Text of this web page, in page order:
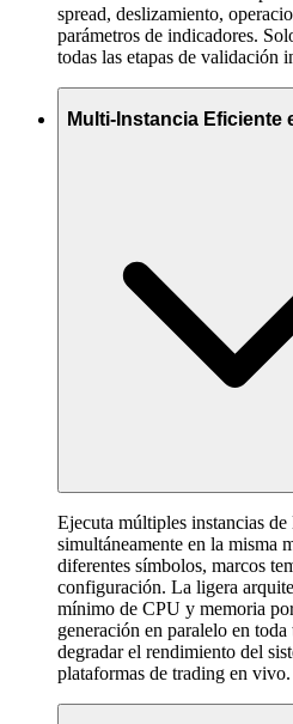
spread, deslizamiento,
parámetros de indicadores.
todas las etapas de validación
Multi-Instancia Eficiente
Ejecuta múltiples instancias de
simultáneamente en la misma
diferentes símbolos, marcos
configuración. La ligera
mínimo de CPU y memoria
generación en paralelo en
degradar el rendimiento del
plataformas de trading en vivo.